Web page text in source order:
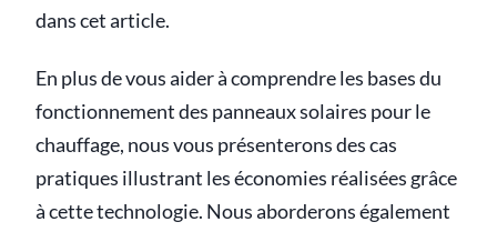
dans cet article.
En plus de vous aider à comprendre les bases du
fonctionnement des panneaux solaires pour le
chauffage, nous vous présenterons des cas
pratiques illustrant les économies réalisées grâce
à cette technologie. Nous aborderons également